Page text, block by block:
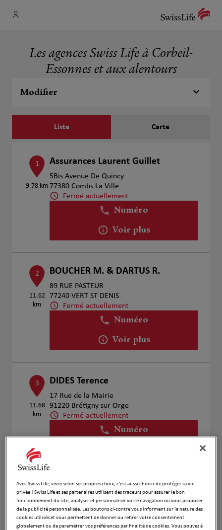
Les agences Swiss Life à Corbeil-
Essonnes et aux alentours
Modifier
Liste Carte
1
9.78 km
Assurances Laurent Guillet
5Bis Avenue De Quincy
77380 Combs La Ville
Fermé actuellement
Numéro
Voir plus
2
11.62
km
BOUCHER M. & DARTUS R.
89 RUE PASTEUR
77240 VERT ST DENIS
Fermé actuellement
Numéro
Voir plus
3
11.68
km
DIDES Terence
17 Rue de la Mairie
91220 Brétigny sur Orge
Fermé actuellement
Numéro
4
12.09
km
Evelyne Robic
63 AVENUE DE LA COMMUNE DE PARIS
91220 Bretigny Sur Orge
Ouvert 08:00 - 12:00 et 14:00 - 18:00
Avec Swiss Life, vivre selon ses propres choix, c’est aussi choisir de protéger sa vie
privée ! Swiss Life et ses partenaires utilisent des traceurs pour assurer le bon
fonctionnement du site, analyser et personnaliser votre navigation ou vous proposer
de la publicité personnalisée. Les boutons ci-contre vous informent sur la nature des
cookies utilisés et vous permettent de donner ou retirer votre consentement
globalement ou de paramétrer vos préférences par finalité de cookies. Vous pouvez à